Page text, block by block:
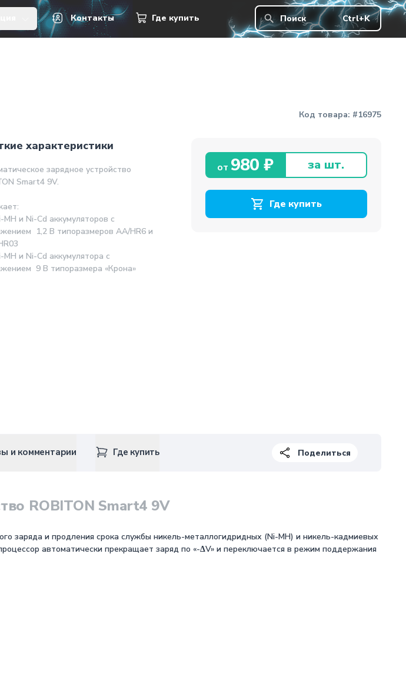
Контакты Где купить Поиск Ctrl+K
Код товара: #16975
характеристики
зарядное устройство
Smart4 9V.
MH и Ni-Cd аккумуляторов с
1,2 В типоразмеров АА/HR6 и
HR03
MH и Ni-Cd аккумулятора с
9 В типоразмера «Крона»
от 980 ₽ за шт.
Где купить
и комментарии Где купить Поделиться
ROBITON Smart4 9V
заряда и продления срока службы никель-металлогидридных (Ni-MH) и никель-кадмиевых
автоматически прекращает заряд по «-ΔV» и переключается в режим поддержания